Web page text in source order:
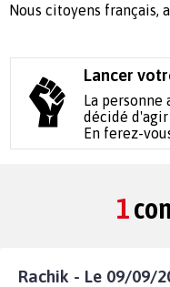
Nous citoyens français,
Lancer
La
décidé
En ferez-
1
Rachik - Le 09/09/